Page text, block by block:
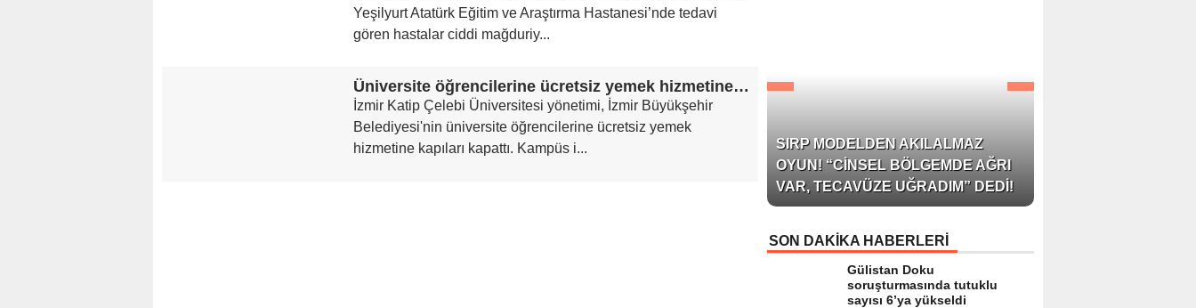
Yeşilyurt Atatürk Eğitim ve Araştırma Hastanesi’nde tedavi
gören hastalar ciddi mağduriy...
Üniversite öğrencilerine ücretsiz yemek hizmetine kapıları kapattı
İzmir Katip Çelebi Üniversitesi yönetimi, İzmir Büyükşehir
Belediyesi'nin üniversite öğrencilerine ücretsiz yemek
hizmetine kapıları kapattı. Kampüs i...
SIRP MODELDEN AKILALMAZ
OYUN! “CINSEL BÖLGEMDE AĞRI
VAR, TECAVÜZE UĞRADIM” DEDI!
SON DAKİKA HABERLERİ
Gülistan Doku
soruşturmasında tutuklu
sayısı 6’ya yükseldi